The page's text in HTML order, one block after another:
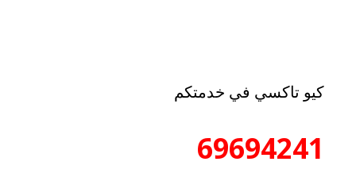
كيو تاكسي في خدمتكم
69694241